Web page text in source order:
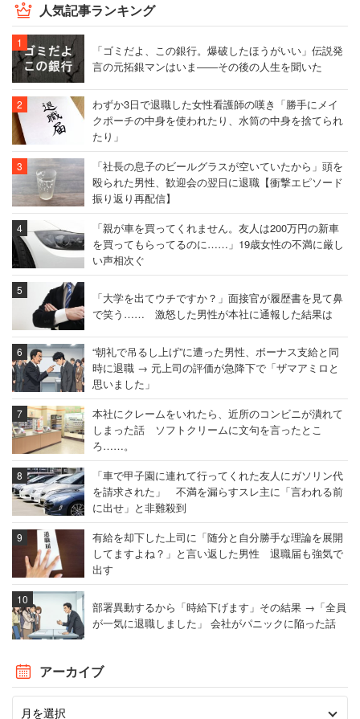
人気記事ランキング
「ゴミだよ、この銀行。爆破したほうがいい」伝説発
言の元拓銀マンはいま――その後の人生を聞いた
わずか3日で退職した女性看護師の嘆き「勝手にメイ
クポーチの中身を使われたり、水筒の中身を捨てられ
たり」
「社長の息子のビールグラスが空いていたから」頭を
殴られた男性、歓迎会の翌日に退職【衝撃エピソード
振り返り再配信】
「親が車を買ってくれません。友人は200万円の新車
を買ってもらってるのに……」19歳女性の不満に厳し
い声相次ぐ
「大学を出てウチですか？」面接官が履歴書を見て鼻
で笑う…… 激怒した男性が本社に通報した結果は
“朝礼で吊るし上げ”に遭った男性、ボーナス支給と同
時に退職 → 元上司の評価が急降下で「ザマアミロと
思いました」
本社にクレームをいれたら、近所のコンビニが潰れて
しまった話 ソフトクリームに文句を言ったとこ
ろ……。
「車で甲子園に連れて行ってくれた友人にガソリン代
を請求された」 不満を漏らすスレ主に「言われる前
に出せ」と非難殺到
有給を却下した上司に「随分と自分勝手な理論を展開
してますよね？」と言い返した男性 退職届も強気で
出す
部署異動するから「時給下げます」その結果 →「全員
が一気に退職しました」 会社がパニックに陥った話
アーカイブ